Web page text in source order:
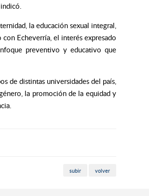
la educación sexual integral,
Echeverría, el interés expresado
preventivo y educativo que
de distintas universidades del país,
la promoción de la equidad y
subir volver